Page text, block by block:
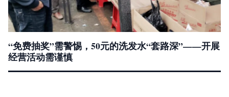
“免费抽奖”需警惕，50元的洗发水“套路深”——开展
经营活动需谨慎